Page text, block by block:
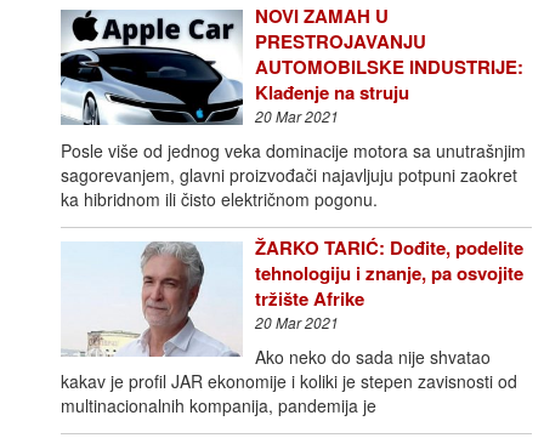
NOVI ZAMAH U
PRESTROJAVANJU
AUTOMOBILSKE INDUSTRIJE:
Klađenje na struju
20 Mar 2021
Posle više od jednog veka dominacije motora sa unutrašnjim
sagorevanjem, glavni proizvođači najavljuju potpuni zaokret
ka hibridnom ili čisto električnom pogonu.
ŽARKO TARIĆ: Dođite, podelite
tehnologiju i znanje, pa osvojite
tržište Afrike
20 Mar 2021
Ako neko do sada nije shvatao
kakav je profil JAR ekonomije i koliki je stepen zavisnosti od
multinacionalnih kompanija, pandemija je